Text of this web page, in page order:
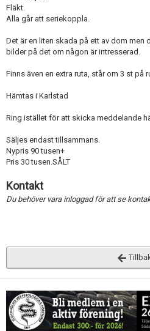
Fläkt.
Alla går att seriekoppla.
Det är en liten skada på ett av dom men
bilder på det om någon är intresserad.
Finns även en extra ruta, står om 3 st på
Hämtas i Karlstad
Ring istället för att skicka meddelande
Säljes endast tillsammans.
Nypris 90 tusen+
Pris 30 tusen.SÅLT
Kontakt
Du behöver vara inloggad för att se